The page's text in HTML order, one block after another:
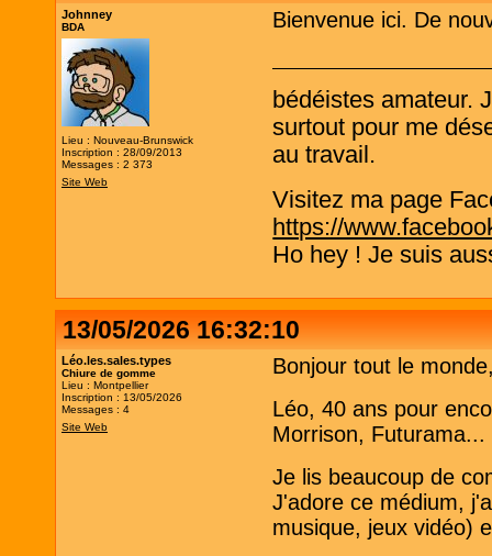
Johnney
BDA
Lieu : Nouveau-Brunswick
Inscription : 28/09/2013
Messages : 2 373
Site Web
Bienvenue ici. De
bédéistes amateur.
surtout pour me
au travail.
Visitez ma page
https://
Ho hey ! Je suis
13/05/2026 16:32:10
Léo.les.sales.types
Chiure de gomme
Lieu : Montpellier
Inscription : 13/05/2026
Messages : 4
Site Web
Bonjour tout le
Léo, 40 ans pour
Morrison, Futurama...
Je lis beaucoup de
J'adore ce médium,
musique, jeux vidéo)